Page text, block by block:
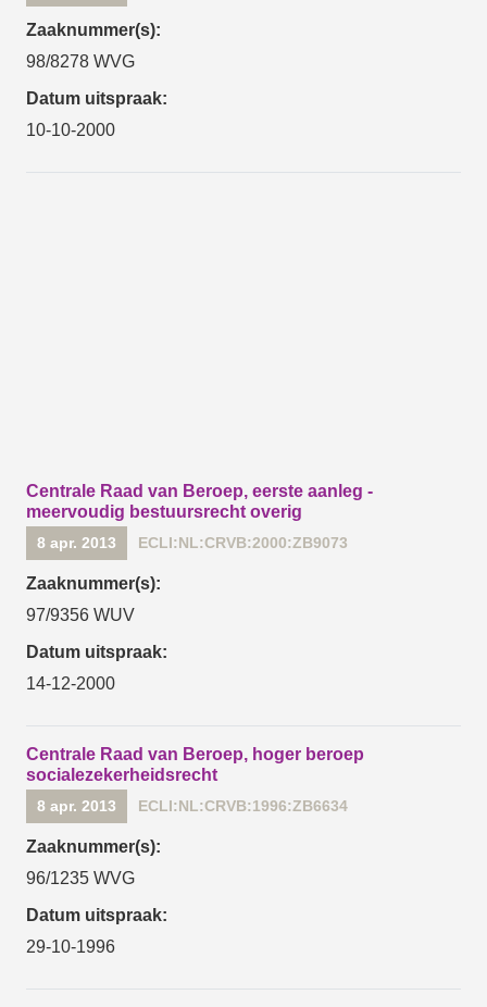
Zaaknummer(s):
98/8278 WVG
Datum uitspraak:
10-10-2000
Centrale Raad van Beroep, eerste aanleg -
meervoudig bestuursrecht overig
8 apr. 2013 ECLI:NL:CRVB:2000:ZB9073
Zaaknummer(s):
97/9356 WUV
Datum uitspraak:
14-12-2000
Centrale Raad van Beroep, hoger beroep
socialezekerheidsrecht
8 apr. 2013 ECLI:NL:CRVB:1996:ZB6634
Zaaknummer(s):
96/1235 WVG
Datum uitspraak:
29-10-1996